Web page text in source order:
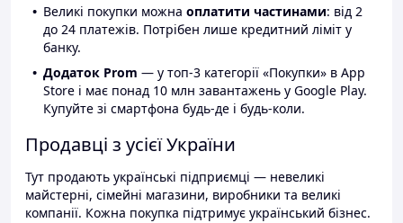
Великі покупки можна оплатити частинами: від 2
до 24 платежів. Потрібен лише кредитний ліміт у
банку.
Додаток Prom — у топ-3 категорії «Покупки» в App
Store і має понад 10 млн завантажень у Google Play.
Купуйте зі смартфона будь-де і будь-коли.
Продавці з усієї України
Тут продають українські підприємці — невеликі
майстерні, сімейні магазини, виробники та великі
компанії. Кожна покупка підтримує український бізнес.